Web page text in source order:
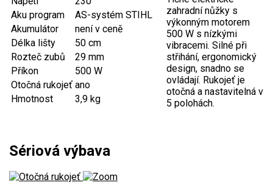
Jednoruční pily
Vyvětvovací pily
AKU zahradní technika
Aku křovinořezy a vyžínače
Aku STIHL
Aku AL-KO
Aku program
AS-systém STIHL
Akumulátor
není v ceně
Délka lišty
50 cm
Rozteč zubů
29 mm
Příkon
500 W
Otočná rukojeť ano
Hmotnost
3,9 kg
zahradní nůžky s
výkonným motorem
500 W s nízkými
vibracemi. Silné při
střihání, ergonomický
design, snadno se
ovládají. Rukojeť je
otočná a nastavitelná v
5 polohách.
Sériová výbava